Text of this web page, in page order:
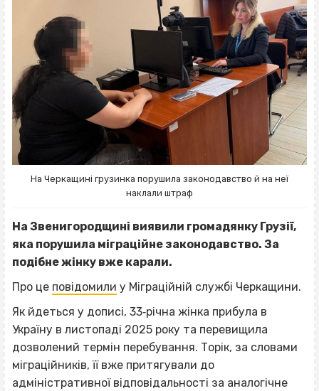
На Черкащині грузинка порушила законодавство й на неї
наклали штраф
На Звенигородщині виявили громадянку Грузії,
яка порушила міграційне законодавство. За
подібне жінку вже карали.
Про це повідомили у Міграційній службі Черкащини.
Як йдеться у дописі, 33‐річна жінка прибула в
Україну в листопаді 2025 року та перевищила
дозволений термін перебування. Торік, за словами
міграційників, її вже притягували до
адміністративної відповідальності за аналогічне